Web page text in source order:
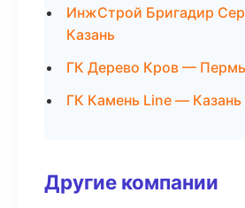
ИнжСтрой Бригадир
Казань
ГК Дерево Кров — Пермь
ГК Камень Line — Казань
Другие компании